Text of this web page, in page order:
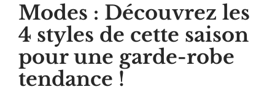
Modes : Découvrez les
4 styles de cette saison
pour une garde-robe
tendance !